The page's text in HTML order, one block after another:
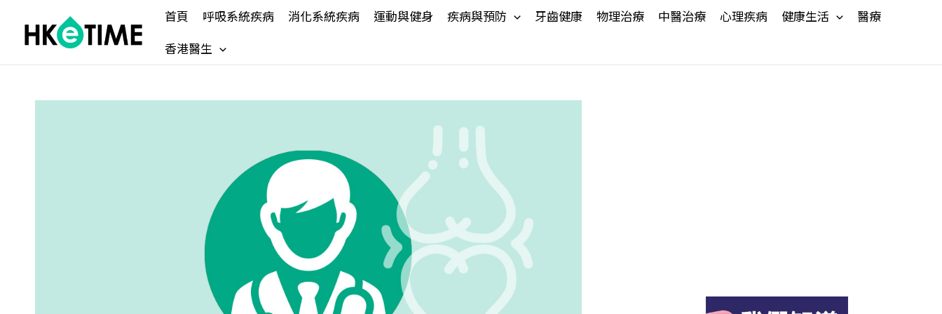
content
首頁 呼吸系統疾病 消化系統疾病 運動與健身 疾病與預防 牙齒健康 物理治療 中醫治療 心理疾病 健康生活
醫療
香港醫生